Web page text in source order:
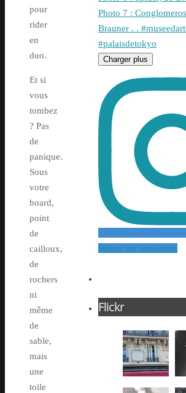
pour
rider
en
duo.
Et si
vous
tombez
? Pas
de
panique.
Sous
votre
board,
point
de
cailloux,
de
rochers
ni
même
de
sable,
mais
une
toile
Charger plus
Suivre sur Instagram
Flickr